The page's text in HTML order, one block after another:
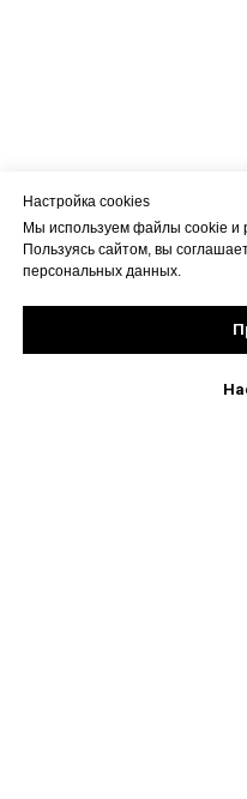
Настройка cookies
Мы используем файлы cookie и
Пользуясь сайтом, вы
персональных данных.